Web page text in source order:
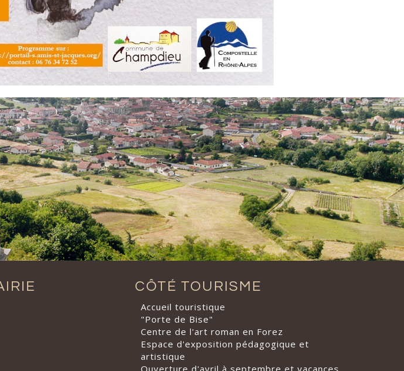
CÔTÉ TOURISME
Accueil touristique
"Porte de Bise"
Centre de l'art roman en Forez
Espace d'exposition pédagogique et
artistique
Ouverture d'avril à septembre et vacances